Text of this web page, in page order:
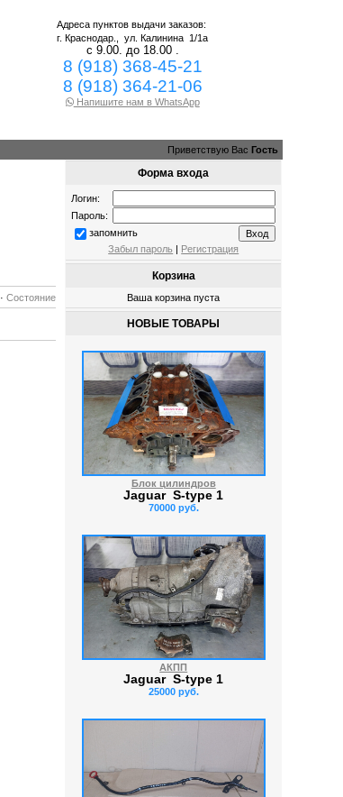
Адреса пунктов выдачи заказов:
г. Краснодар.,ул. Калинина 1/1а
с 9.00. до 18.00 .
8 (918) 368-45-21
8 (918) 364-21-06
Напишите нам в WhatsApp
Приветствую Вас Гость
·Состояние
Форма входа
Логин:
Пароль:
запомнить
Забыл пароль | Регистрация
Корзина
Ваша корзина пуста
НОВЫЕ ТОВАРЫ
Блок цилиндров
Jaguar S-type 1
70000 руб.
АКПП
Jaguar S-type 1
25000 руб.